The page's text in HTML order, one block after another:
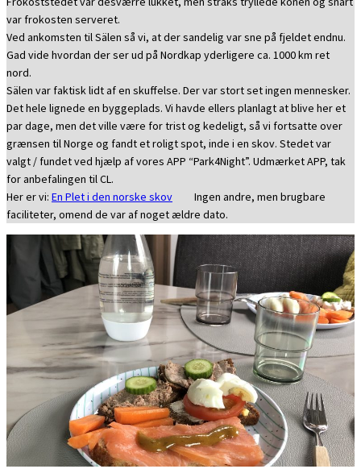
var frokosten serveret.
Ved ankomsten til Sälen så vi, at der sandelig var sne på fjeldet endnu.
Gad vide hvordan der ser ud på Nordkap yderligere ca. 1000 km ret
nord.
Sälen var faktisk lidt af en skuffelse. Der var stort set ingen mennesker.
Det hele lignede en byggeplads. Vi havde ellers planlagt at blive her et
par dage, men det ville være for trist og kedeligt, så vi fortsatte over
grænsen til Norge og fandt et roligt spot, inde i en skov. Stedet var
valgt / fundet ved hjælp af vores APP “Park4Night”. Udmærket APP, tak
for anbefalingen til CL.
Her er vi: En Plet i den norske skov Ingen andre, men brugbare
faciliteter, omend de var af noget ældre dato.